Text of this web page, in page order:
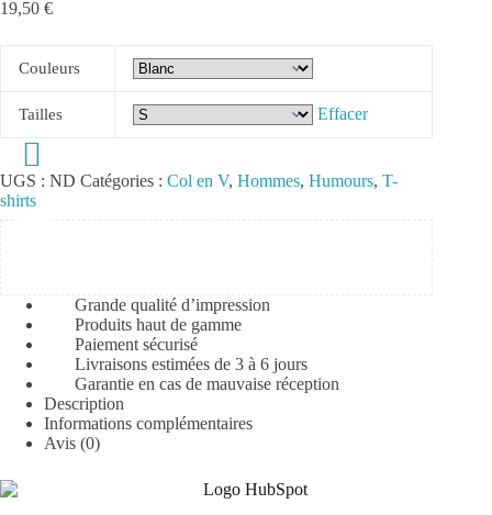
19,50 €
Couleurs
Tailles Effacer
UGS : ND Catégories : Col en V, Hommes, Humours, T-
shirts
Grande qualité d’impression
Produits haut de gamme
Paiement sécurisé
Livraisons estimées de 3 à 6 jours
Garantie en cas de mauvaise réception
Description
Informations complémentaires
Avis (0)